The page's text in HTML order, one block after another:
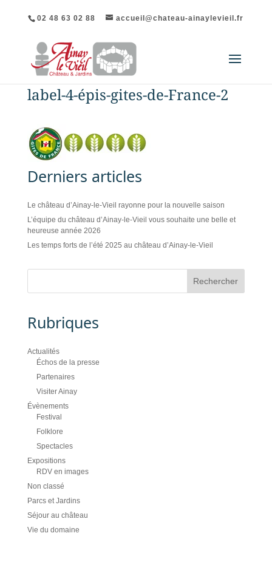
02 48 63 02 88 accueil@chateau-ainaylevieil.fr
label-4-épis-gites-de-France-2
Derniers articles
Le château d’Ainay-le-Vieil rayonne pour la nouvelle saison
L’équipe du château d’Ainay-le-Vieil vous souhaite une belle et
heureuse année 2026
Les temps forts de l’été 2025 au château d’Ainay-le-Vieil
Rubriques
Actualités
Échos de la presse
Partenaires
Visiter Ainay
Évènements
Festival
Folklore
Spectacles
Expositions
RDV en images
Non classé
Parcs et Jardins
Séjour au château
Vie du domaine